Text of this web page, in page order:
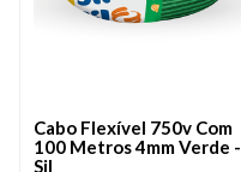
Cabo Flexível 750v Com
100 Metros 4mm Verde -
Sil